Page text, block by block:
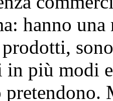
hanno una
prodotti,
in più modi
pretendono.